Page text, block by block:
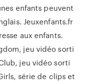
enfants peuvent
Jeuxenfants.fr
aux enfants.
jeu vidéo sorti
jeu vidéo sorti
série de clips et